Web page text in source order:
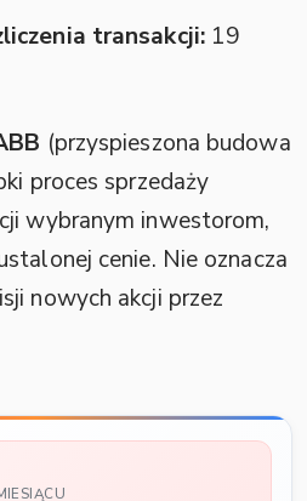
transakcji:19
(przyspieszona budowa
proces sprzedaży
wybranym inwestorom,
cenie. Nie oznacza
nowych akcji przez